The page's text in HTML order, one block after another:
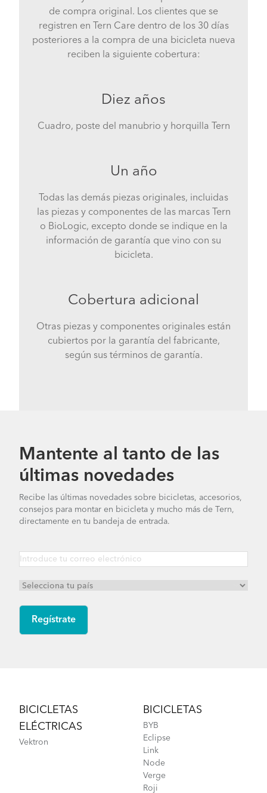
de compra original. Los clientes que se
registren en Tern Care dentro de los 30 días
posteriores a la compra de una bicicleta nueva
reciben la siguiente cobertura:
Diez años
Cuadro, poste del manubrio y horquilla Tern
Un año
Todas las demás piezas originales, incluidas
las piezas y componentes de las marcas Tern
o BioLogic, excepto donde se indique en la
información de garantía que vino con su
bicicleta.
Cobertura adicional
Otras piezas y componentes originales están
cubiertos por la garantía del fabricante,
según sus términos de garantía.
Mantente al tanto de las
últimas novedades
Recibe las últimas novedades sobre bicicletas, accesorios,
consejos para montar en bicicleta y mucho más de Tern,
directamente en tu bandeja de entrada.
BICICLETAS
ELÉCTRICAS
Vektron
BICICLETAS
BYB
Eclipse
Link
Node
Verge
Roji